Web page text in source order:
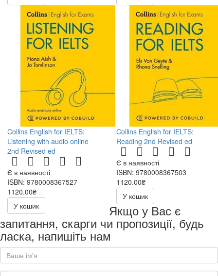
Collins English for IELTS:
Listening with audio online
2nd Revised ed
Є в наявності
ISBN: 9780008367527
1120.00₴
У кошик
Collins English for IELTS:
Reading 2nd Revised ed
Є в наявності
ISBN: 9780008367503
1120.00₴
У кошик
Якщо у Вас є
запитання, скарги чи пропозиції, будь
ласка, напишіть нам